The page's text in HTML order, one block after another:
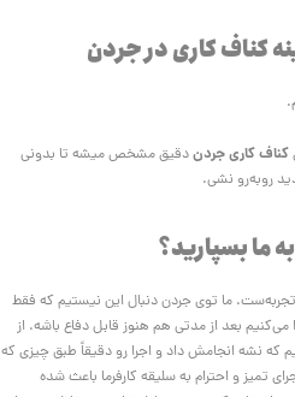
کناف کاری در جردن
کناف کاری جردندقیق مشخص میشه تا بدونی
روبه‌رو نشی.
ما بسپارید؟
ما توی جردن دنبال این نیستیم که فقط
می‌کنیم بعد از مدتی هم هنوز قابل دفاع باشه. از
نشه انجامش داد و اجرا رو دقیقاً طبق چیزی که
تمیز و احترام به سلیقه کارفرما باعث شده